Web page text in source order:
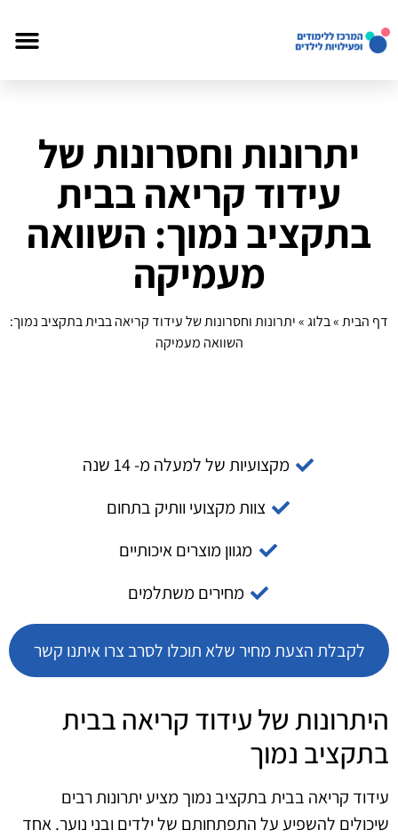
יתרונות וחסרונות של
עידוד קריאה בבית
בתקציב נמוך: השוואה
מעמיקה
דף הבית»בלוג»יתרונות וחסרונות של עידוד קריאה בבית בתקציב נמוך:
השוואה מעמיקה
מקצועיות של למעלה מ- 14 שנה
צוות מקצועי וותיק בתחום
מגוון מוצרים איכותיים
מחירים משתלמים
לקבלת הצעת מחיר שלא תוכלו לסרב צרו איתנו קשר
היתרונות של עידוד קריאה בבית
בתקציב נמוך
עידוד קריאה בבית בתקציב נמוך מציע יתרונות רבים
שיכולים להשפיע על התפתחותם של ילדים ובני נוער. אחד